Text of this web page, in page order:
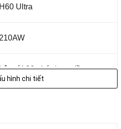
H60 Ultra
210AW
tới 90 phút / sạc đầy
hình chi tiết